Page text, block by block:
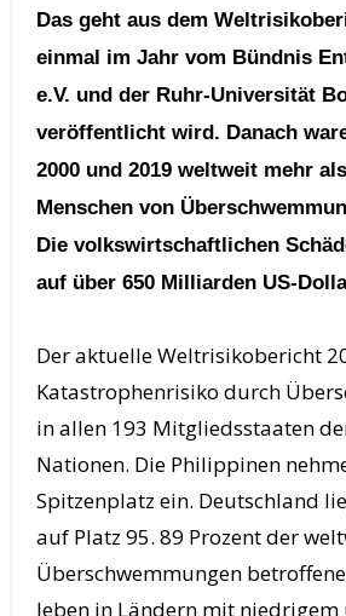
Das geht aus dem
einmal im Jahr vom Bündnis
e.V. und der Ruhr-Universität
veröffentlicht wird. Danach
2000 und 2019 weltweit mehr
Menschen von
Die volkswirtschaftlichen
auf über 650 Milliarden US-
Der aktuelle Weltrisikobericht
Katastrophenrisiko durch
in allen 193 Mitgliedsstaaten
Nationen. Die Philippinen
Spitzenplatz ein. Deutschland
auf Platz 95. 89 Prozent der
Überschwemmungen
leben in Ländern mit